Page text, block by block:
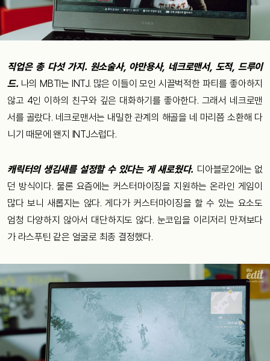
직업은 총 다섯 가지. 원소술사, 야만용사, 네크로맨서, 도적, 드루이
드. 나의 MBTI는 INTJ. 많은 이들이 모인 시끌벅적한 파티를 좋아하지
않고 4인 이하의 친구와 깊은 대화하기를 좋아한다. 그래서 네크로맨
서를 골랐다. 네크로맨서는 내밀한 관계의 해골을 네 마리쯤 소환해 다
니기 때문에 왠지 INTJ스럽다.
캐릭터의 생김새를 설정할 수 있다는 게 새로웠다. 디아블로2에는 없
던 방식이다. 물론 요즘에는 커스터마이징을 지원하는 온라인 게임이
많다 보니 새롭지는 않다. 게다가 커스터마이징을 할 수 있는 요소도
엄청 다양하지 않아서 대단하지도 않다. 눈코입을 이리저리 만져보다
가 라스푸틴 같은 얼굴로 최종 결정했다.